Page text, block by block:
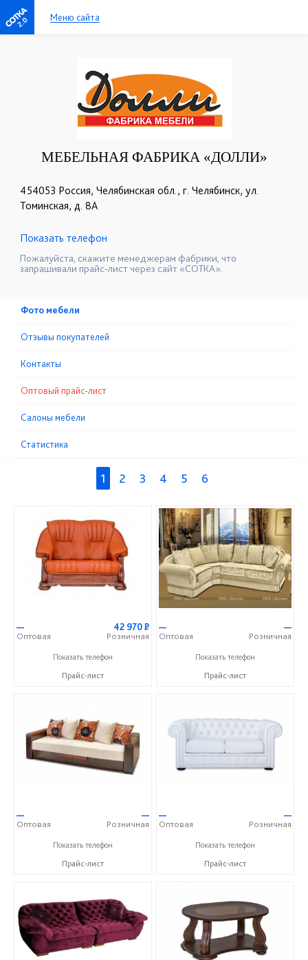
2.0 Меню сайта
МЕБЕЛЬНАЯ ФАБРИКА «ДОЛЛИ»
454053 Россия, Челябинская обл., г. Челябинск, ул.
Томинская, д. 8A
☎+7 (351) 277-75-62
Показать телефон
Пожалуйста, скажите менеджерам фабрики, что
запрашивали прайс-лист через сайт «СОТКА».
Фото мебели
Отзывы покупателей
Контакты
Оптовый прайс-лист
Cалоны мебели
Статистика
1 2 3 4 5 6
—
Оптовая
42 970Р
Розничная
+7 (351) 277-75-62
Показать телефон
Прайс-лист
—
Оптовая
—
Розничная
+7 (351) 277-75-62
Показать телефон
Прайс-лист
—
Оптовая
—
Розничная
+7 (351) 277-75-62
Показать телефон
Прайс-лист
—
Оптовая
—
Розничная
+7 (351) 277-75-62
Показать телефон
Прайс-лист